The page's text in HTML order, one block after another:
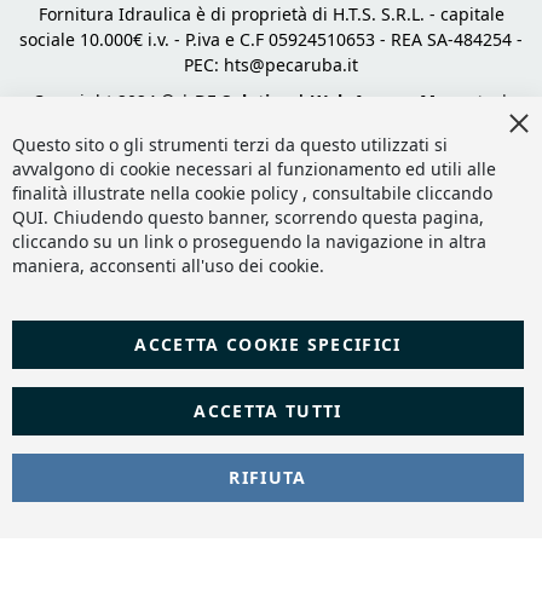
Fornitura Idraulica è di proprietà di H.T.S. S.R.L. - capitale
sociale 10.000€ i.v. - P.iva e C.F 05924510653 - REA SA-484254 -
PEC: hts@pecaruba.it
Copyright 2024 © | DF Solution | Web Agency Magento
|
Questo sito o gli strumenti terzi da questo utilizzati si
avvalgono di cookie necessari al funzionamento ed utili alle
finalità illustrate nella cookie policy , consultabile cliccando
QUI. Chiudendo questo banner, scorrendo questa pagina,
cliccando su un link o proseguendo la navigazione in altra
maniera, acconsenti all'uso dei cookie.
ACCETTA TUTTI
ACCETTA COOKIE SPECIFICI
RIFIUTA